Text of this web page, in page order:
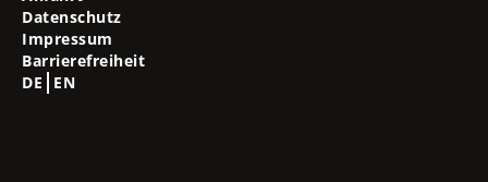
Datenschutz
Impressum
Barrierefreiheit
DE
EN